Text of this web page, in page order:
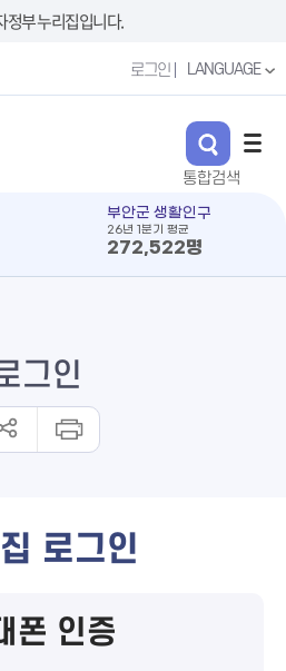
정부 누리집입니다.
로그인 LANGUAGE
부안군 생활인구
26년 1분기 평균
272,522명
그인
로그인
폰 인증